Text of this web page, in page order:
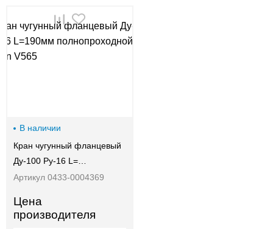
В наличии
Кран чугунный фланцевый
Ду-100 Ру-16 L=…
Артикул 0433-0004369
Цена
производителя